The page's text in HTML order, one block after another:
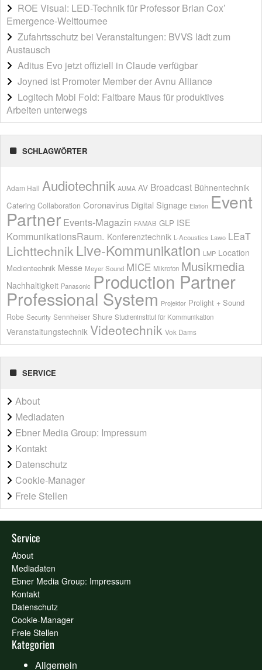
ROE Visual: LED-Technik für Professor Brian Cox’
Emergence-Welttournee
Zufahrtsschutz bei Veranstaltungen: BVVS lädt zum
Austausch
Aditus Evo jetzt offiziell in Claude verfügbar
Joyned ist Promoter Member der Avnu Alliance
Logitech Mobi Fold: Faltbare Maus für produktives
Arbeiten unterwegs
SCHLAGWÖRTER
Adam Hall Audiotechnik AUMA AV Broadcast Bühnentechnik
Catering Collaboration Coronavirus Digital Signage Elation Event
Partner Events-Magazin FAMAB GLP ISE
KommunikationsRaum. Konferenztechnik L-Acoustics Lawo LEaT
Lichttechnik Live-Kommunikation LMP Location
Medientechnik Messe Meyer Sound MICE Mikrofon Musikmedia
Nachhaltigkeit Panasonic Production Partner
Professional System Projektor Prolight + Sound
Robe Security Sennheiser Shure Studieninstitut für Kommunikation
Veranstaltungstechnik Videotechnik Vok Dams
SERVICE
About
Mediadaten
Ebner Media Group: Impressum
Kontakt
Datenschutz
Cookie-Manager
Freie Stellen
Service
About
Mediadaten
Ebner Media Group: Impressum
Kontakt
Datenschutz
Cookie-Manager
Freie Stellen
Kategorien
Allgemein